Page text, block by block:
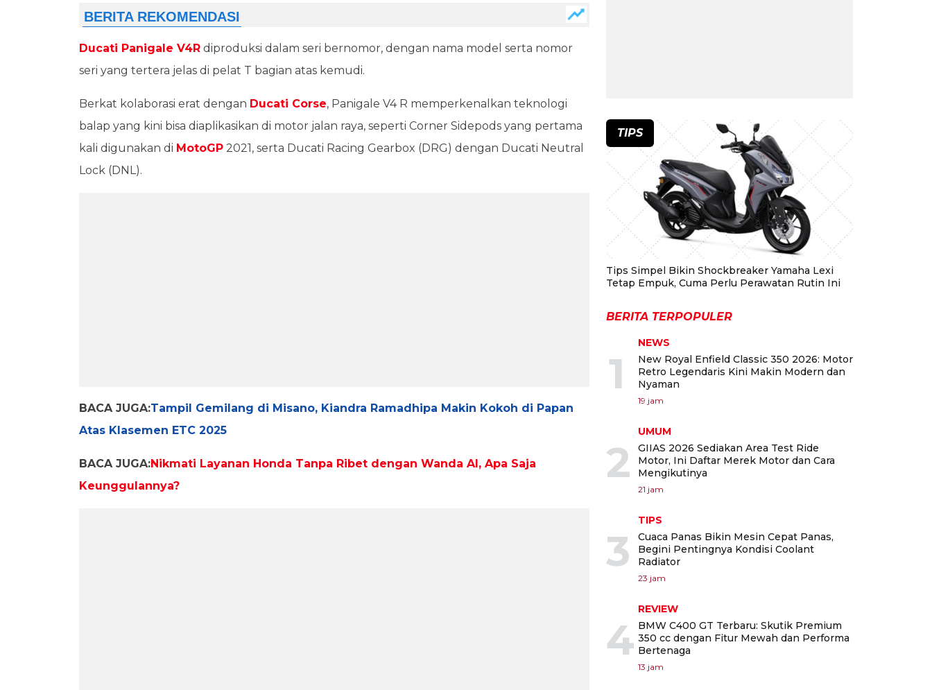
Ducati Panigale V4R diproduksi dalam seri bernomor, dengan nama model serta nomor
seri yang tertera jelas di pelat T bagian atas kemudi.
Berkat kolaborasi erat dengan Ducati Corse, Panigale V4 R memperkenalkan teknologi
balap yang kini bisa diaplikasikan di motor jalan raya, seperti Corner Sidepods yang pertama
kali digunakan di MotoGP 2021, serta Ducati Racing Gearbox (DRG) dengan Ducati Neutral
Lock (DNL).
BACA JUGA:Tampil Gemilang di Misano, Kiandra Ramadhipa Makin Kokoh di Papan
Atas Klasemen ETC 2025
BACA JUGA:Nikmati Layanan Honda Tanpa Ribet dengan Wanda AI, Apa Saja
Keunggulannya?
TIPS
Tips Simpel Bikin Shockbreaker Yamaha Lexi
Tetap Empuk, Cuma Perlu Perawatan Rutin Ini
BERITA TERPOPULER
1
NEWS
New Royal Enfield Classic 350 2026: Motor
Retro Legendaris Kini Makin Modern dan
Nyaman
19 jam
2
UMUM
GIIAS 2026 Sediakan Area Test Ride
Motor, Ini Daftar Merek Motor dan Cara
Mengikutinya
21 jam
3
TIPS
Cuaca Panas Bikin Mesin Cepat Panas,
Begini Pentingnya Kondisi Coolant
Radiator
23 jam
4
REVIEW
BMW C400 GT Terbaru: Skutik Premium
350 cc dengan Fitur Mewah dan Performa
Bertenaga
13 jam